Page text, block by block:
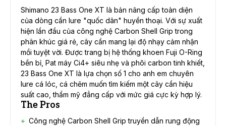
Shimano 23 Bass One XT là bản nâng cấp toàn diện
của dòng cần lure "quốc dân" huyền thoại. Với sự xuất
hiện lần đầu của công nghệ Carbon Shell Grip trong
phân khúc giá rẻ, cây cần mang lại độ nhạy cảm nhận
mồi tuyệt vời. Được trang bị hệ thống khoen Fuji O-Ring
bền bỉ, Pat máy Ci4+ siêu nhẹ và phôi carbon tinh khiết,
23 Bass One XT là lựa chọn số 1 cho anh em chuyên
lure cá lóc, cá chẽm muốn tìm kiếm một cây cần hiệu
suất cao, thẩm mỹ đẳng cấp với mức giá cực kỳ hợp lý.
The Pros
Công nghệ Carbon Shell Grip truyền dẫn rung động